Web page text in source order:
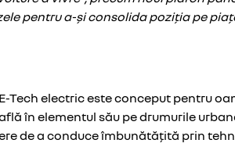
pentru a-și consolida poziția pe
Tech electric este conceput pentru
în elementul său pe drumurile
de a conduce îmbunătățită prin